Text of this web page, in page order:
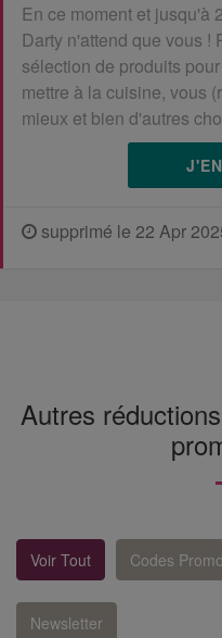
En ce moment et jusqu'à
Darty n'attend que vous !
sélection de produits
mettre à la cuisine, vous
mieux et bien d'autres
supprimé le 22 Apr
Autres
Voir Tout Codes Promo
Newsletter